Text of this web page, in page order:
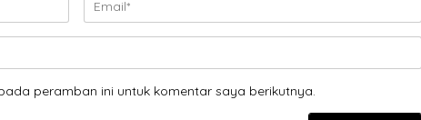
peramban ini untuk komentar saya berikutnya.